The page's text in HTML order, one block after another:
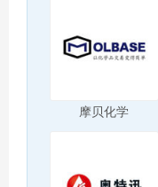
摩贝化学